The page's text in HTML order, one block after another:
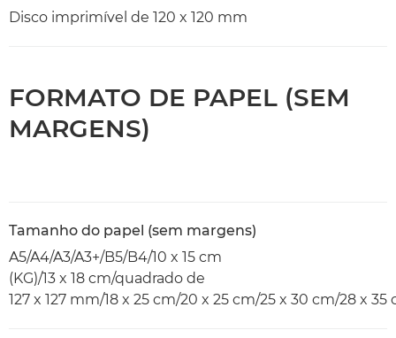
Disco imprimível de 120 x 120 mm
FORMATO DE PAPEL (SEM
MARGENS)
Tamanho do papel (sem margens)
A5/A4/A3/A3+/B5/B4/10 x 15 cm
(KG)/13 x 18 cm/quadrado de
127 x 127 mm/18 x 25 cm/20 x 25 cm/25 x 30 cm/28 x